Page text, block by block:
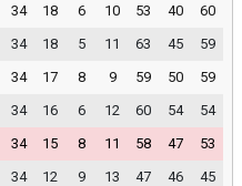
34 18 6 10 53 40
60
34 18 5 11 63 45
59
34 17 8 9 59 50
59
34 16 6 12 60 54
54
34 15 8 11 58 47
53
34 12 9 13 47 46
45